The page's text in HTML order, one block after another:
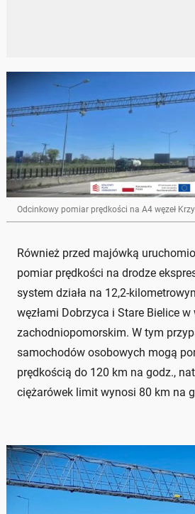
Odcinkowy pomiar prędkości na A4 węzeł
Również przed majówką
pomiar prędkości na drodze
system działa na 12,2-
węzłami Dobrzyca i Stare Bielice
zachodniopomorskim. W tym
samochodów osobowych mogą
prędkością do 120 km na godz.,
ciężarówek limit wynosi 80 km na